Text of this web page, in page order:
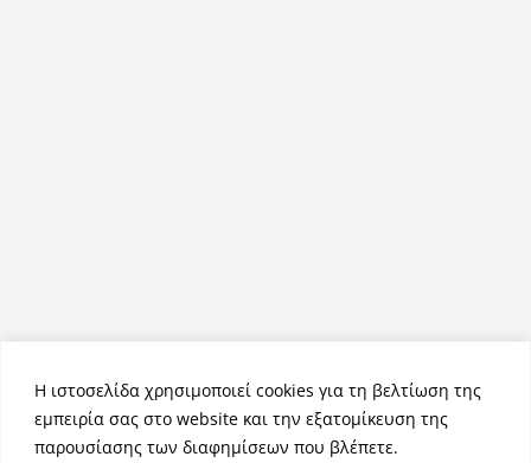
Η ιστοσελίδα χρησιμοποιεί cookies για τη βελτίωση της
εμπειρία σας στο website και την εξατομίκευση της
παρουσίασης των διαφημίσεων που βλέπετε.